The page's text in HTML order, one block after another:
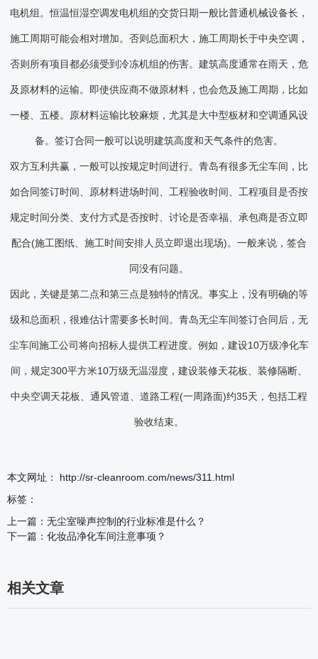
电机组。恒温恒湿空调发电机组的交货日期一般比普通机械设备长，
施工周期可能会相对增加。否则总面积大，施工周期长于中央空调，
否则所有项目都必须受到冷冻机组的伤害。建筑高度通常在雨天，危
及原材料的运输。即使供应商不做原材料，也会危及施工周期，比如
一楼、五楼。原材料运输比较麻烦，尤其是大中型板材和空调通风设
备。签订合同一般可以说明建筑高度和天气条件的危害。
双方互利共赢，一般可以按规定时间进行。青岛有很多无尘车间，比
如合同签订时间、原材料进场时间、工程验收时间、工程项目是否按
规定时间分类、支付方式是否按时、讨论是否幸福、承包商是否立即
配合(施工图纸、施工时间安排人员立即退出现场)。一般来说，签合
同没有问题。
因此，关键是第二点和第三点是独特的情况。事实上，没有明确的等
级和总面积，很难估计需要多长时间。青岛无尘车间签订合同后，无
尘车间施工公司将向招标人提供工程进度。例如，建设10万级净化车
间，规定300平方米10万级无温湿度，建设装修天花板、装修隔断、
中央空调天花板、通风管道、道路工程(一周路面)约35天，包括工程
验收结束。
本文网址： http://sr-cleanroom.com/news/311.html
标签：
上一篇： 无尘室噪声控制的行业标准是什么？
下一篇： 化妆品净化车间注意事项？
相关文章